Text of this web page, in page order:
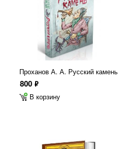
Проханов А. А. Русский камень
800 ф
В корзину